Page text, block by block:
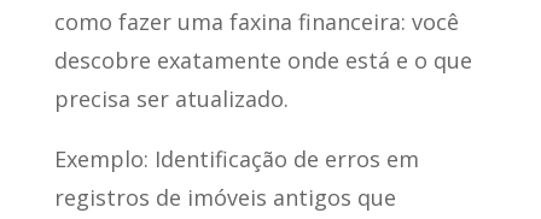
como fazer uma faxina financeira: você
descobre exatamente onde está e o que
precisa ser atualizado.
Exemplo: Identificação de erros em
registros de imóveis antigos que